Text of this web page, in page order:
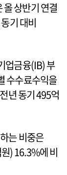
상반기 연결
기 대비
업금융(IB) 부
수수료수익을
년 동기 495억
는 비중은
) 16.3%에 비